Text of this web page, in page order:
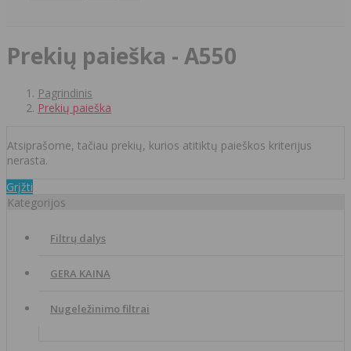
Prekių paieška - A550
Pagrindinis
Prekių paieška
Atsiprašome, tačiau prekių, kurios atitiktų paieškos kriterijus
nerasta.
Grįžti
Kategorijos
Filtrų dalys
GERA KAINA
Nugeležinimo filtrai